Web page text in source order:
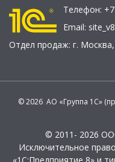
Телефон:
Email:
Отдел продаж: г. Москва,
© 2026 АО «Группа 1С»
© 2011- 2026
Исключительное